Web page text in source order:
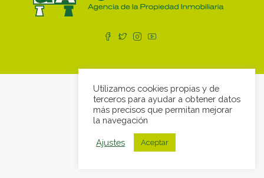
Utilizamos cookies propias y de
terceros para ayudar a obtener datos
más precisos que permitan mejorar
la navegación
Ajustes Aceptar